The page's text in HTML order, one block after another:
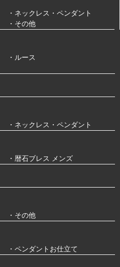
・ネックレス・ペンダント
・その他
・ルース
・ネックレス・ペンダント
・暦石ブレス メンズ
・その他
・ペンダントお仕立て